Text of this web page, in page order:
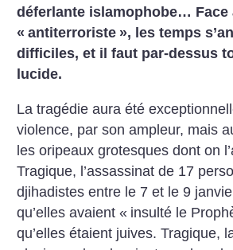
déferlante islamophobe… Face
« antiterroriste », les temps
difficiles, et il faut par-dessus
lucide.
La tragédie aura été
violence, par son ampleur, mais
les oripeaux grotesques dont on
Tragique, l’assassinat de 17
djihadistes entre le 7 et le 9
qu’elles avaient « insulté le
qu’elles étaient juives. Tragique,